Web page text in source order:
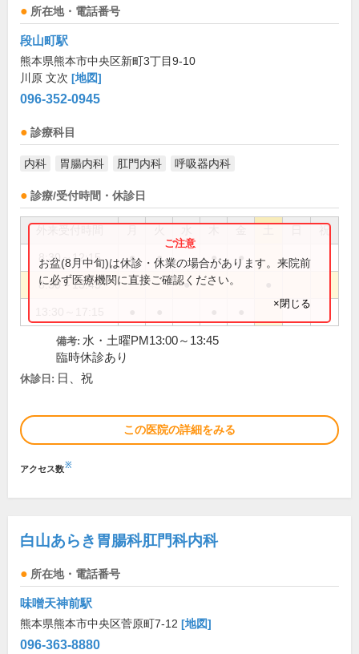
所在地・電話番号
段山町駅
熊本県熊本市中央区新町3丁目9-10
川原 文次 [地図]
096-352-0945
診療科目
内科 胃腸内科 肛門内科 呼吸器内科
診療/受付時間・休診日
祝
8:30～12:15 ● ● ● ●
8:30～13:45 ●
お盆(8月中旬)は休診・休業の場合があります。来院前
に必ず医療機関に直接ご確認ください。
×閉じる
備考: 水・土曜PM13:00～13:45
臨時休診あり
休診日: 日、祝
この医院の詳細をみる
アクセス数※
白山あらき胃腸科肛門科内科
所在地・電話番号
味噌天神前駅
熊本県熊本市中央区菅原町7-12 [地図]
096-363-8880